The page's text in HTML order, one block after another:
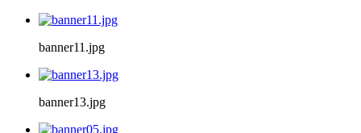
banner11.jpg
banner13.jpg